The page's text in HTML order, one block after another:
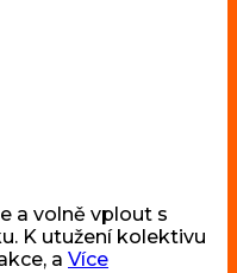
a volně vplout s
K utužení kolektivu
a Více